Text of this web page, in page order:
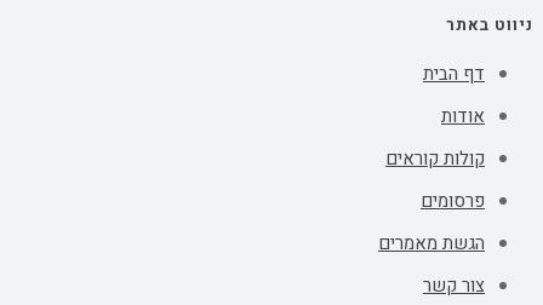
ניווט באתר
דף הבית
אודות
קולות קוראים
פרסומים
הגשת מאמרים
צור קשר